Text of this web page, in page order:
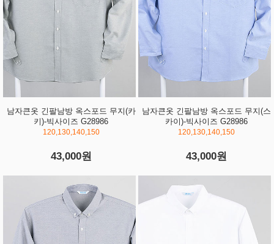
남자큰옷 긴팔남방 옥스포드 무지(카
키)-빅사이즈 G28986
120,130,140,150
43,000원
남자큰옷 긴팔남방 옥스포드 무지(스
카이)-빅사이즈 G28986
120,130,140,150
43,000원